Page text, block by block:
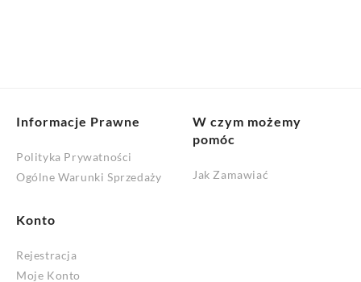
Informacje Prawne
Polityka Prywatności
Ogólne Warunki Sprzedaży
W czym możemy
pomóc
Jak Zamawiać
Konto
Rejestracja
Moje Konto